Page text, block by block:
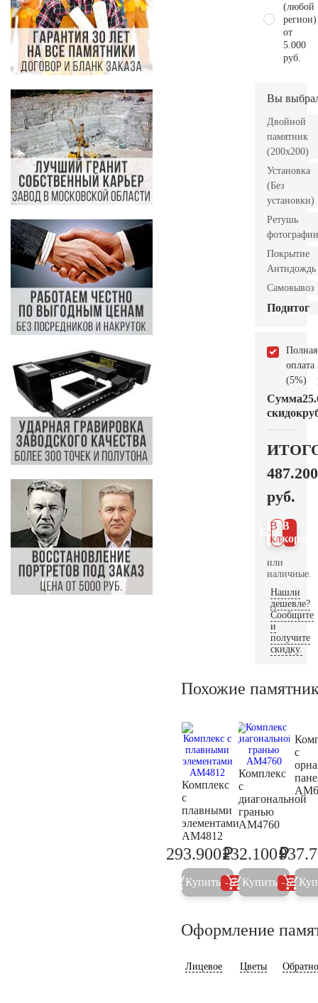
(любой
регион)
от
5.000
руб.
Вы
Двойной
памятник
(200х200)
Установка
(Без
установки)
Ретушь
фотографии
Покрытие
Антидождь
Самовывоз
Подитог
Полная
оплата
(5%)
Сумма
скидок
487.200
руб.
В
В 1
клик
или
наличные.
Нашли
дешевле?
Сообщите
и
получите
скидку.
Похожие
Комплекс
с
плавными
элементами
AM4812
309.400
293.900₽
Купить 5%
Комплекс
с
диагональной
гранью
AM4760
232.100₽
Купить 5%
с
Оформление
Лицевое Цветы